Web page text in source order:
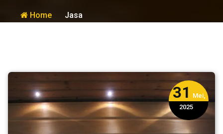
Home
Jasa
Relaksasi
31
Mei,
2025